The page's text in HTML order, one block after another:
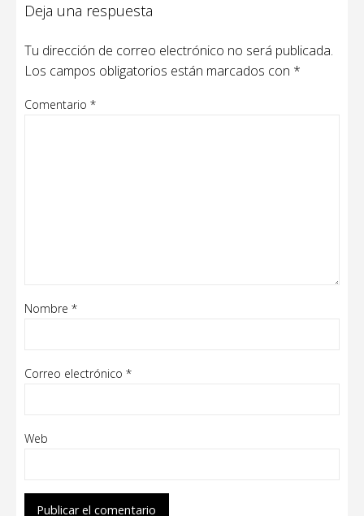
Deja una respuesta
Tu dirección de correo electrónico no será publicada.
Los campos obligatorios están marcados con *
Comentario *
Nombre *
Correo electrónico *
Web